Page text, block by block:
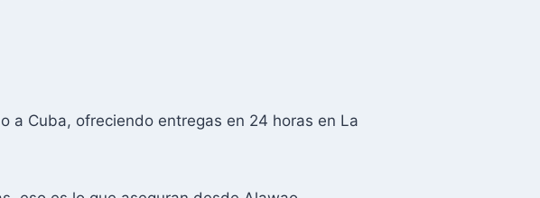
a Cuba, ofreciendo entregas en 24 horas en La